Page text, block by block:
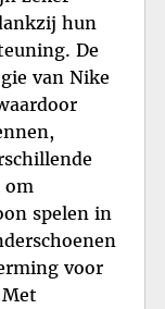
hun
De
van Nike
om
spelen in
voor